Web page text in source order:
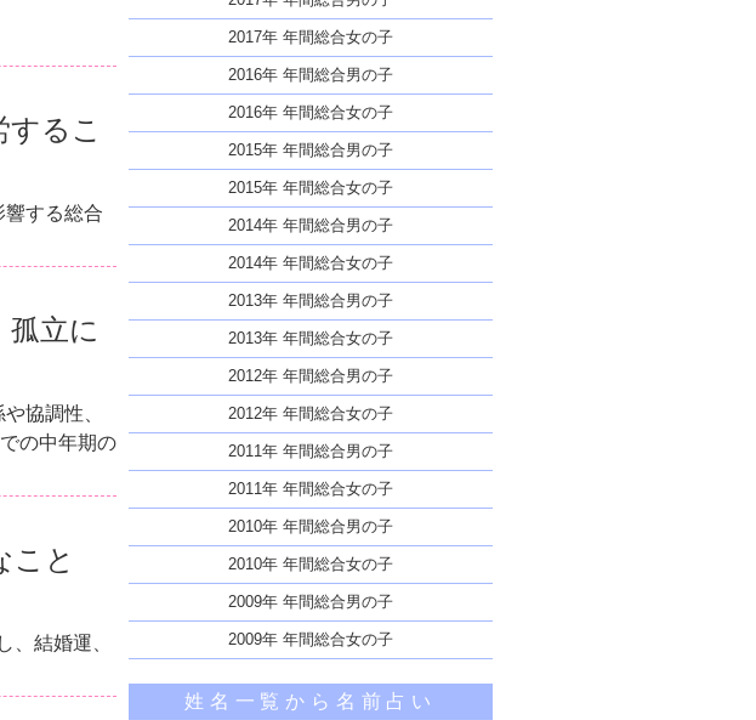
るこ
する総合
立に
協調性、
の中年期の
こと
、結婚運、
2017年 年間総合女の子
2016年 年間総合男の子
2016年 年間総合女の子
2015年 年間総合男の子
2015年 年間総合女の子
2014年 年間総合男の子
2014年 年間総合女の子
2013年 年間総合男の子
2013年 年間総合女の子
2012年 年間総合男の子
2012年 年間総合女の子
2011年 年間総合男の子
2011年 年間総合女の子
2010年 年間総合男の子
2010年 年間総合女の子
2009年 年間総合男の子
2009年 年間総合女の子
姓名一覧から名前占い